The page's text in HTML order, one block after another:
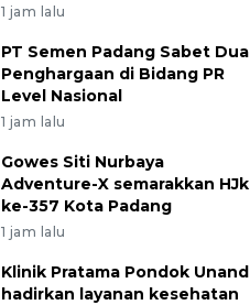
1 jam lalu
PT Semen Padang Sabet Dua
Penghargaan di Bidang PR
Level Nasional
1 jam lalu
Gowes Siti Nurbaya
Adventure-X semarakkan HJk
ke-357 Kota Padang
1 jam lalu
Klinik Pratama Pondok Unand
hadirkan layanan kesehatan